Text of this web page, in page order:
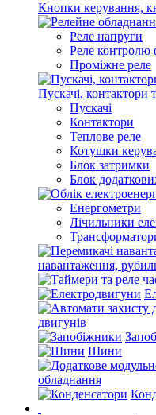
Кнопки керування,
Реле напруги
Реле контролю
Проміжне реле
Пускачі, контактори
Пускачі
Контактори
Теплове реле
Котушки
Блок затримки
Блок
Енергометри
Лічильники
навантаження,
двигунів
Шини
обладнання